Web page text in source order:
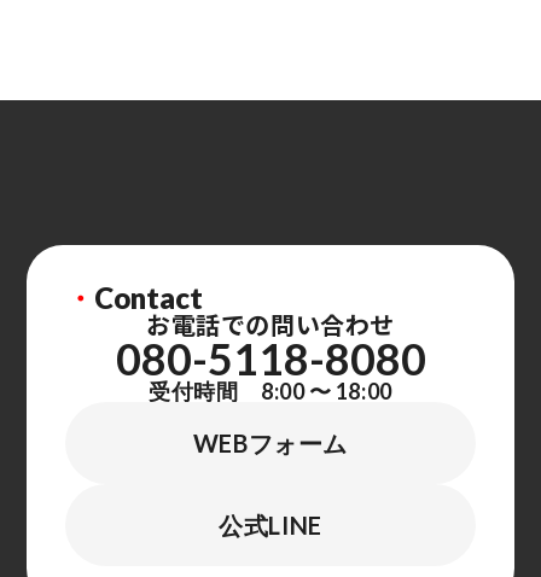
・ Contact
お電話での問い合わせ
080-5118-8080
受付時間 8:00 〜 18:00
WEBフォーム
公式LINE